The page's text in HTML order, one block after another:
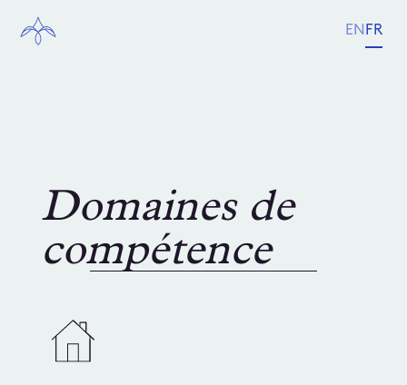
EN FR
Domaines de
compétence